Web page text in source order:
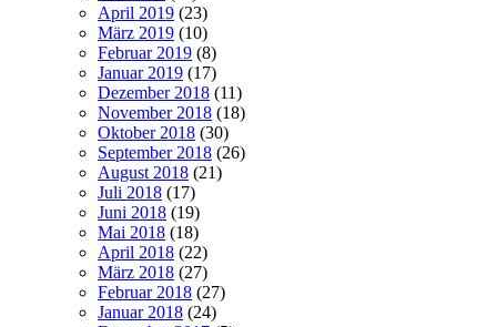
April 2019 (23)
März 2019 (10)
Februar 2019 (8)
Januar 2019 (17)
Dezember 2018 (11)
November 2018 (18)
Oktober 2018 (30)
September 2018 (26)
August 2018 (21)
Juli 2018 (17)
Juni 2018 (19)
Mai 2018 (18)
April 2018 (22)
März 2018 (27)
Februar 2018 (27)
Januar 2018 (24)